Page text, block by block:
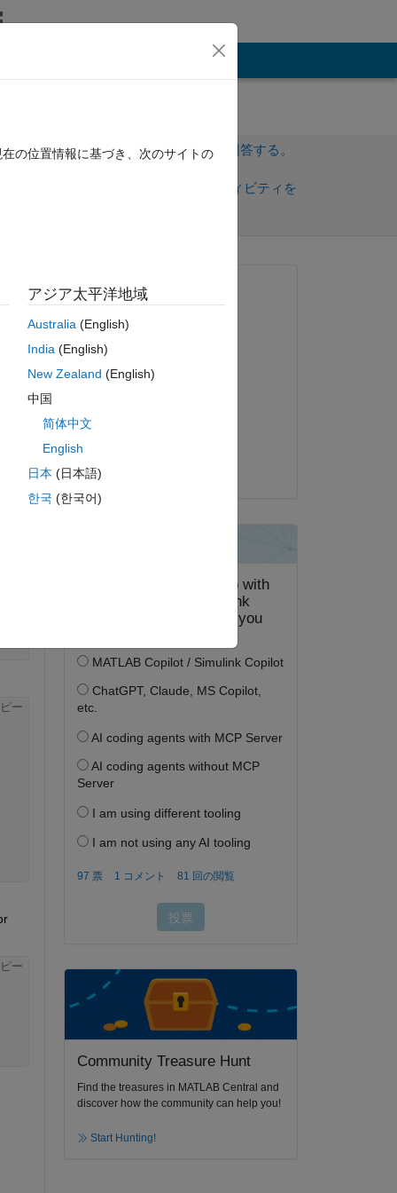
サインインしてこの質問に回答する。
サインインしてアクティビティを
ー
ー
質問済み:
2020 年 2 月 19 日
コメント済み:
採用済み:
Community Treasure Hunt
Find the treasures in MATLAB Central and
discover how the community can help you!
Start Hunting!
の位置情報に基づき、次のサイトの
アジア太平洋地域
Australia(English)
India(English)
New Zealand (English)
中国
简体中文
English
日本 (日本語)
한국 (한국어)